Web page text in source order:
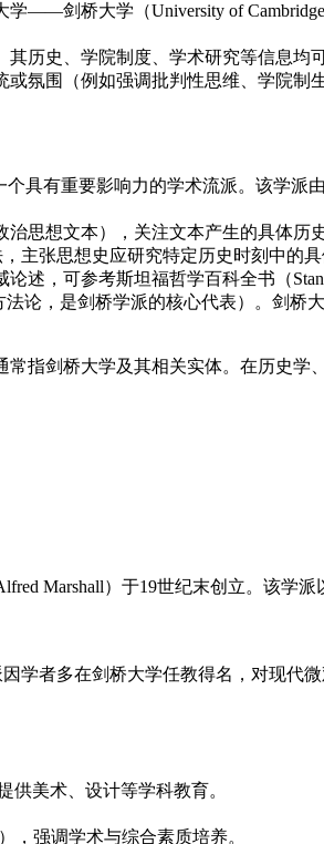
——剑桥大学（University of
历史、学院制度、学术研究等信息均
氛围（例如强调批判性思维、学院
具有重要影响力的学术流派。该学派
思想文本），关注文本产生的具体历
主张思想史应研究特定历史时刻中的具
，可参考斯坦福哲学百科全书（
论，是剑桥学派的核心代表）。剑桥
常指剑桥大学及其相关实体。在历史
Marshall）于19世纪末创立。该学
学者多在剑桥大学任教得名，对现代微
供美术、设计等学科教育。
，强调学术与综合素质培养。